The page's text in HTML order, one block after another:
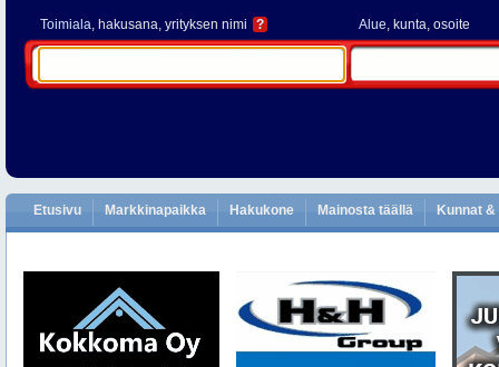
Toimiala, hakusana, yrityksen nimi ? Alue, kunta, osoite
Etusivu Markkinapaikka Hakukone Mainosta täällä Kunnat